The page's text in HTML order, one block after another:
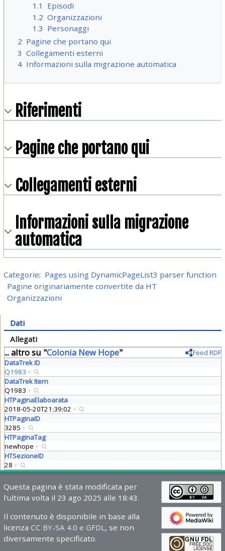
1.1
Episodi
1.2 Organizzazioni
1.3 Personaggi
2 Pagine che portano qui
3 Collegamenti esterni
4 Informazioni sulla migrazione automatica
Riferimenti
Pagine che portano qui
Collegamenti esterni
Informazioni sulla migrazione
automatica
Categorie: Pages using DynamicPageList3 parser function
Pagine originariamente convertite da HT
Organizzazioni
Dati
Allegati
... altro su "Colonia New Hope"
Feed RDF
DataTrek ID
Q1983 +
DataTrek Item
Q1983 +
HTPaginaElaboarata
2018-05-20T21:39:02 +
HTPaginaID
3285 +
HTPaginaTag
newhope +
HTSezioneID
28 +
Questa pagina è stata modificata per
l'ultima volta il 23 ago 2025 alle 18:43.
Il contenuto è disponibile in base alla
licenza CC BY-SA 4.0 e GFDL , se non
diversamente specificato.